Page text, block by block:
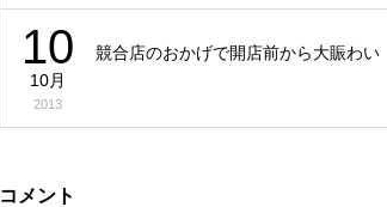
10
10月
2013
競合店のおかげで開店前から大賑わい
コメント